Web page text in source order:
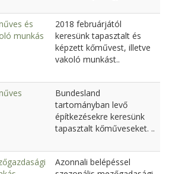
és
munkás
2018 februárjától
keresünk tapasztalt és
képzett kőművest, illetve
vakoló munkást..
Bundesland
tartományban levő
építkezésekre keresünk
tapasztalt kőműveseket. ..
Azonnali belépéssel